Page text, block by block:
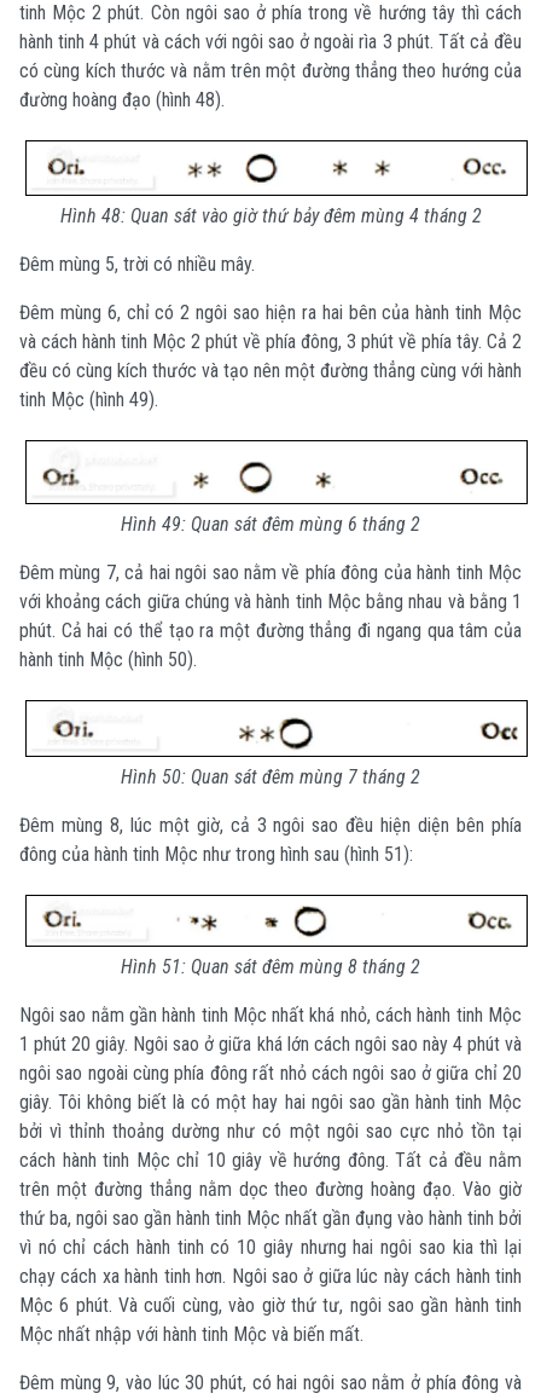
tinh Mộc 2 phút. Còn ngôi sao ở phía trong về hướng tây thì cách
hành tinh 4 phút và cách với ngôi sao ở ngoài rìa 3 phút. Tất cả đều
có cùng kích thước và nằm trên một đường thẳng theo hướng của
đường hoàng đạo (hình 48).
Hình 48: Quan sát vào giờ thứ bảy đêm mùng 4 tháng 2
Đêm mùng 5, trời có nhiều mây.
Đêm mùng 6, chỉ có 2 ngôi sao hiện ra hai bên của hành tinh Mộc
và cách hành tinh Mộc 2 phút về phía đông, 3 phút về phía tây. Cả 2
đều có cùng kích thước và tạo nên một đường thẳng cùng với hành
tinh Mộc (hình 49).
Hình 49: Quan sát đêm mùng 6 tháng 2
Đêm mùng 7, cả hai ngôi sao nằm về phía đông của hành tinh Mộc
với khoảng cách giữa chúng và hành tinh Mộc bằng nhau và bằng 1
phút. Cả hai có thể tạo ra một đường thẳng đi ngang qua tâm của
hành tinh Mộc (hình 50).
Hình 50: Quan sát đêm mùng 7 tháng 2
Đêm mùng 8, lúc một giờ, cả 3 ngôi sao đều hiện diện bên phía
đông của hành tinh Mộc như trong hình sau (hình 51):
Hình 51: Quan sát đêm mùng 8 tháng 2
Ngôi sao nằm gần hành tinh Mộc nhất khá nhỏ, cách hành tinh Mộc
1 phút 20 giây. Ngôi sao ở giữa khá lớn cách ngôi sao này 4 phút và
ngôi sao ngoài cùng phía đông rất nhỏ cách ngôi sao ở giữa chỉ 20
giây. Tôi không biết là có một hay hai ngôi sao gần hành tinh Mộc
bởi vì thỉnh thoảng dường như có một ngôi sao cực nhỏ tồn tại
cách hành tinh Mộc chỉ 10 giây về hướng đông. Tất cả đều nằm
trên một đường thẳng nằm dọc theo đường hoàng đạo. Vào giờ
thứ ba, ngôi sao gần hành tinh Mộc nhất gần đụng vào hành tinh bởi
vì nó chỉ cách hành tinh có 10 giây nhưng hai ngôi sao kia thì lại
chạy cách xa hành tinh hơn. Ngôi sao ở giữa lúc này cách hành tinh
Mộc 6 phút. Và cuối cùng, vào giờ thứ tư, ngôi sao gần hành tinh
Mộc nhất nhập với hành tinh Mộc và biến mất.
Đêm mùng 9, vào lúc 30 phút, có hai ngôi sao nằm ở phía đông và